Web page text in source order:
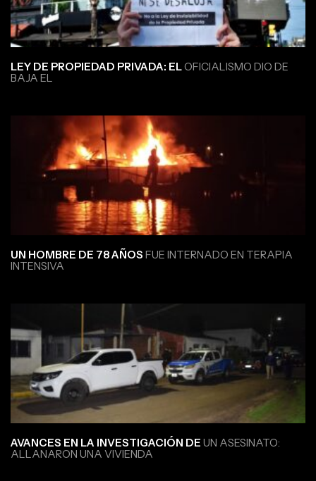
LEY DE PROPIEDAD PRIVADA: ELOFICIALISMO DIO DE
BAJA EL
UN HOMBRE DE 78 AÑOS FUE INTERNADO EN TERAPIA
INTENSIVA
AVANCES EN LA INVESTIGACIÓN DE UN ASESINATO:
ALLANARON UNA VIVIENDA